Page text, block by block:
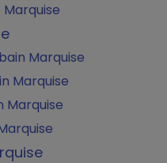
Marquise
Marquise
Marquise